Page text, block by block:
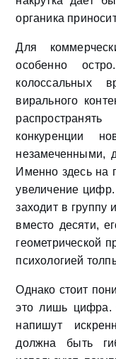
органика
Для
особенно
колоссальных
вирального
конкуренции
незамеченными,
Именно здесь на
увеличение цифр.
заходит в группу
вместо десяти,
геометрической
психологией
Однако стоит
это лишь
напишут
должна быть